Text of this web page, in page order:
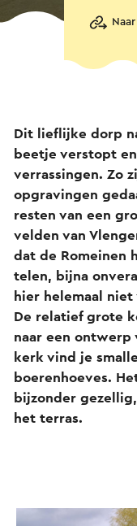
Dit lieflijke dorp
beetje verstopt
verrassingen. Zo
opgravingen
resten van een
velden van
dat de Romeinen
telen, bijna
hier helemaal
De relatief grote
naar een ontwerp
kerk vind je
boerenhoeves.
bijzonder
het terras.